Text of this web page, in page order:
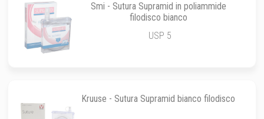
Smi - Sutura Supramid in poliammide
filodisco bianco
USP 5
Kruuse - Sutura Supramid bianco filodisco